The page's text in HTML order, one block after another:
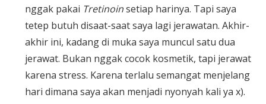
nggak pakai Tretinoinsetiap harinya. Tapi saya
tetep butuh disaat-saat saya lagi jerawatan. Akhir-
akhir ini, kadang di muka saya muncul satu dua
jerawat. Bukan nggak cocok kosmetik, tapi jerawat
karena stress. Karena terlalu semangat menjelang
hari dimana saya akan menjadi nyonyah kali ya x).